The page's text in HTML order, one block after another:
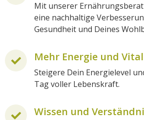
Mit unserer
eine nachhaltige
Gesundheit und Deines
Mehr Energie und
Steigere Dein Energielevel
Tag voller Lebenskraft.
Wissen und